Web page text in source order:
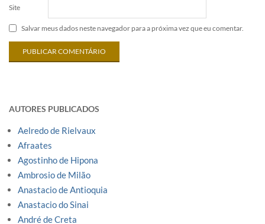
Site
Salvar meus dados neste navegador para a próxima vez que eu comentar.
AUTORES PUBLICADOS
Aelredo de Rielvaux
Afraates
Agostinho de Hipona
Ambrosio de Milão
Anastacio de Antioquia
Anastacio do Sinai
André de Creta